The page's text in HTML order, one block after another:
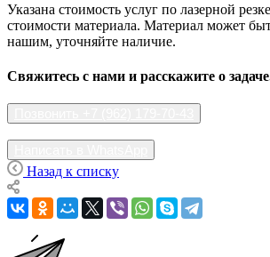
Указана стоимость услуг по лазерной
стоимости материала. Материал может
нашим, уточняйте наличие.
Свяжитесь с нами и расскажите о
Назад к списку